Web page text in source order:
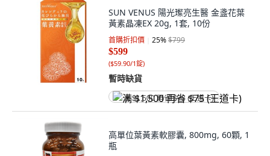
SUN VENUS 陽光璨亮生醫 金盞花葉
黃素晶凍EX 20g, 1套, 10份
首購折扣價 25%$799
$599
($59.90/1錠)
暫時缺貨
满 $1,500 再省 $75 (王道卡)
高單位葉黃素軟膠囊, 800mg, 60顆, 1
瓶